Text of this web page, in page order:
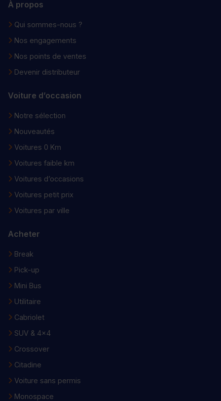
À propos
Qui sommes-nous ?
Nos engagements
Nos points de ventes
Devenir distributeur
Voiture d’occasion
Notre sélection
Nouveautés
Voitures 0 Km
Voitures faible km
Voitures d’occasions
Voitures petit prix
Voitures par ville
Acheter
Break
Pick-up
Mini Bus
Utilitaire
Cabriolet
SUV & 4x4
Crossover
Citadine
Voiture sans permis
Monospace